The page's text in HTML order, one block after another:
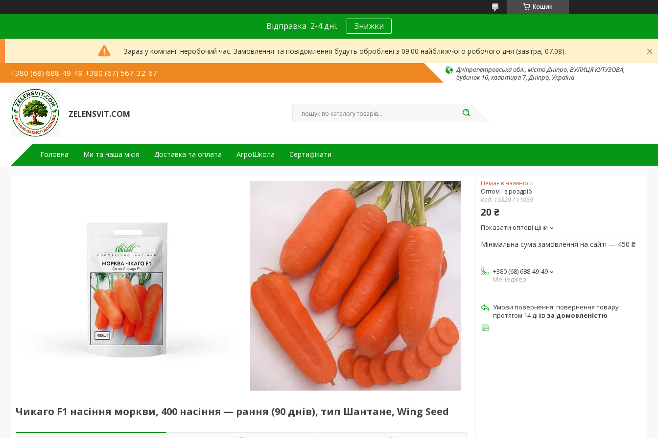
Кошик
Відправка 2-4 дні. Знижки
Зараз у компанії неробочий час. Замовлення та повідомлення будуть оброблені з 09:00 найближчого робочого дня (завтра, 07.08).
+380 (68) 688-49-49 +380 (67) 567-32-67
Дніпропетровська обл., місто Дніпро, ВУЛИЦЯ КУТУЗОВА,
будинок 16, квартира 7, Дніпро, Україна
ZELENSVIT.COM
Головна Ми та наша місія Доставка та оплата АгроШкола Сертифікати
Чикаго F1 насіння моркви, 400 насіння — рання (90 днів), тип Шантане, Wing Seed
Немає в наявності
Оптом і в роздріб
Код: 13820 / 11059
20 ₴
Показати оптові ціни
Мінімальна сума замовлення на сайті — 450 ₴
+380 (68) 688-49-49
Менеджер
повернення товару
протягом 14 днів за домовленістю